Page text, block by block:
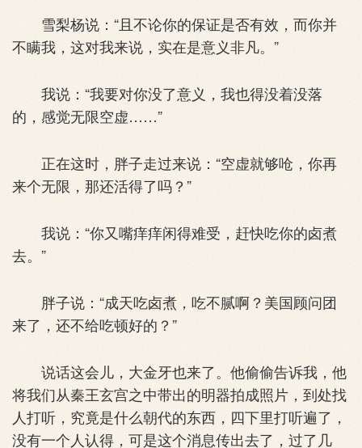
雪梨杨说：“且不论你的保证是否有效，而你并
不瞒我，这对我来说，实在是意义非凡。”
我说：“我要对你没了意义，我也得没着没落
的，感觉无限空虚……”
正在这时，胖子走过来说：“空虚就够呛，你再
来个无限，那还活得了吗？”
我说：“你又嘴痒痒闲得难受，赶快吃你的卤煮
去。”
胖子说：“成天吃卤煮，吃不腻啊？美国顾问团
来了，还不给吃顿好的？”
说话这会儿，大金牙也来了。他偷偷告诉我，他
将我们从秦王玄宫之中带出的明器拍成照片，到处找
人打听，究竟是什么朝代的东西，四下里打听遍了，
没有一个人认得，可是这个消息传出去了，过了几